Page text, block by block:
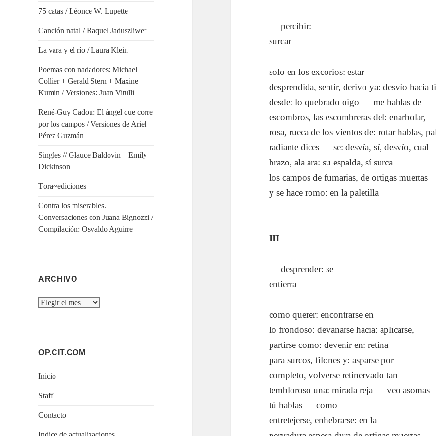
75 catas / Léonce W. Lupette
Canción natal / Raquel Jaduszliwer
La vara y el río / Laura Klein
Poemas con nadadores: Michael
Collier + Gerald Stern + Maxine
Kumin / Versiones: Juan Vitulli
René-Guy Cadou: El ángel que corre
por los campos / Versiones de Ariel
Pérez Guzmán
Singles // Glauce Baldovin – Emily
Dickinson
Tōra~ediciones
Contra los miserables.
Conversaciones con Juana Bignozzi /
Compilación: Osvaldo Aguirre
ARCHIVO
Archivo
OP.CIT.COM
Inicio
Staff
Contacto
— percibir:
surcar —
solo en los excorios: estar
desprendida, sentir, derivo ya: desvío hacia ti
desde: lo quebrado oigo — me hablas de
escombros, las escombreras del: enarbolar,
rosa, rueca de los vientos de: rotar hablas,
radiante dices — se: desvía, sí, desvío, cual
brazo, ala ara: su espalda, sí surca
los campos de fumarias, de ortigas muertas
y se hace romo: en la paletilla
III
— desprender: se
entierra —
como querer: encontrarse en
lo frondoso: devanarse hacia: aplicarse,
partirse como: devenir en: retina
para surcos, filones y: asparse por
completo, volverse retinervado tan
tembloroso una: mirada reja — veo asomas
tú hablas — como
entretejerse, enhebrarse: en la